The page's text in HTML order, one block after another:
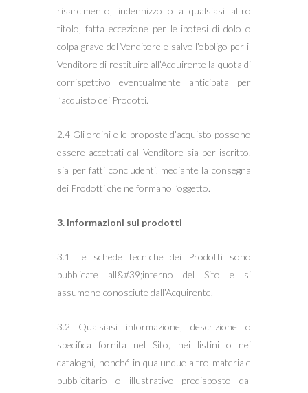
risarcimento, indennizzo o a qualsiasi altro
titolo, fatta eccezione per le ipotesi di dolo o
colpa grave del Venditore e salvo l’obbligo per il
Venditore di restituire all’Acquirente la quota di
corrispettivo eventualmente anticipata per
l’acquisto dei Prodotti.
2.4 Gli ordini e le proposte d’acquisto possono
essere accettati dal Venditore sia per iscritto,
sia per fatti concludenti, mediante la consegna
dei Prodotti che ne formano l’oggetto.
3. Informazioni sui prodotti
3.1 Le schede tecniche dei Prodotti sono
pubblicate all&#39;interno del Sito e si
assumono conosciute dall’Acquirente.
3.2 Qualsiasi informazione, descrizione o
specifica fornita nel Sito, nei listini o nei
cataloghi, nonché in qualunque altro materiale
pubblicitario o illustrativo predisposto dal